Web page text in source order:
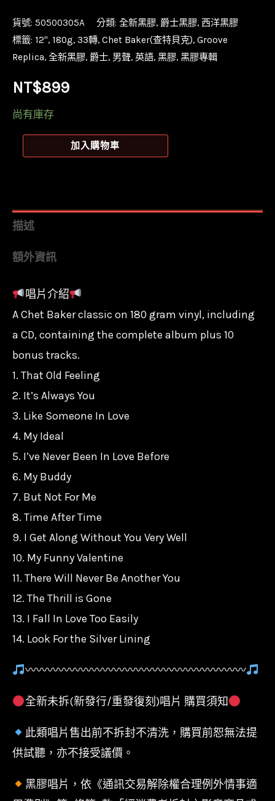
貨號: 50500305A 分類: 全新黑膠, 爵士黑膠, 西洋黑膠
標籤: 12'', 180g, 33轉, Chet Baker(查特貝克), Groove
Replica, 全新黑膠, 爵士, 男聲, 英語, 黑膠, 黑膠專輯
NT$899
尚有庫存
+Bonus
查
貝
克
Chet
Baker-
Chet
Baker
Sings/180g/77021
加入購物車
描述
額外資訊
唱片介紹
A Chet Baker classic on 180 gram vinyl, including
a CD, containing the complete album plus 10
bonus tracks.
1. That Old Feeling
2. It’s Always You
3. Like Someone In Love
4. My Ideal
5. I’ve Never Been In Love Before
6. My Buddy
7. But Not For Me
8. Time After Time
9. I Get Along Without You Very Well
10. My Funny Valentine
11. There Will Never Be Another You
12. The Thrill is Gone
13. I Fall In Love Too Easily
14. Look For the Silver Lining
〰〰〰〰〰〰〰〰〰〰〰〰〰〰〰〰〰〰〰〰
全新未拆(新發行/重發復刻)唱片 購買須知
此類唱片售出前不拆封不清洗，購買前恕無法提
供試聽，亦不接受議價。
黑膠唱片，依《通訊交易解除權合理例外情事適